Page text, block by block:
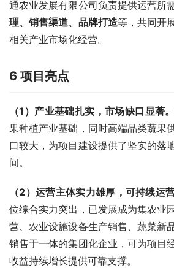
通农业发展有限公司负责提供运营所
理、销售渠道、品牌打造等，共同开
相关产业市场化经营。
6 项目亮点
（1 ）产业基础扎实，市场缺口显著。
果种植产业基础，同时高端品类蔬果
口较大，为项目建设提供了坚实的落
间。
（2）运营主体实力雄厚，可持续运营
位综合实力突出，已发展成为集农业
营、农业设施设备生产销售、蔬菜新
销售于一体的集团化企业，可为项目
收益持续增长提供可靠支撑。